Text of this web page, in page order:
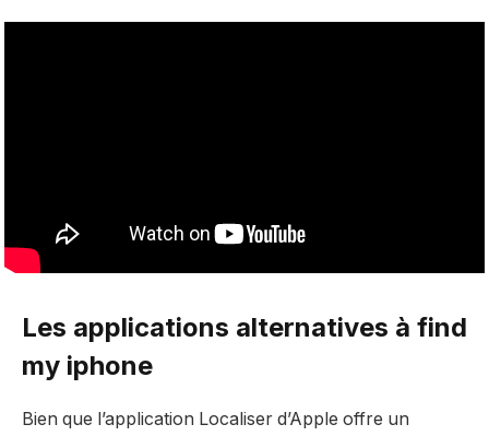
Les applications alternatives à find
my iphone
Bien que l’application Localiser d’Apple offre un